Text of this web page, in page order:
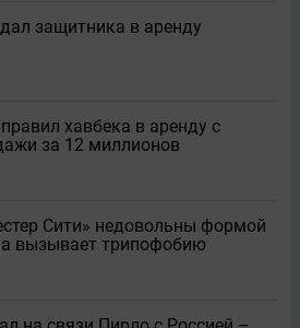
защитника в аренду
хавбека в аренду с
за 12 миллионов
Сити» недовольны формой
вызывает трипофобию